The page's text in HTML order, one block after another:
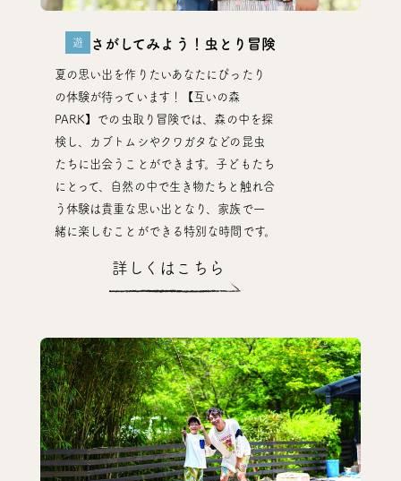
遊 さがしてみよう！虫とり冒険
夏の思い出を作りたいあなたにぴったり
の体験が待っています！【互いの森
PARK】での虫取り冒険では、森の中を探
検し、カブトムシやクワガタなどの昆虫
たちに出会うことができます。子どもたち
にとって、自然の中で生き物たちと触れ合
う体験は貴重な思い出となり、家族で一
緒に楽しむことができる特別な時間です。
詳しくはこちら